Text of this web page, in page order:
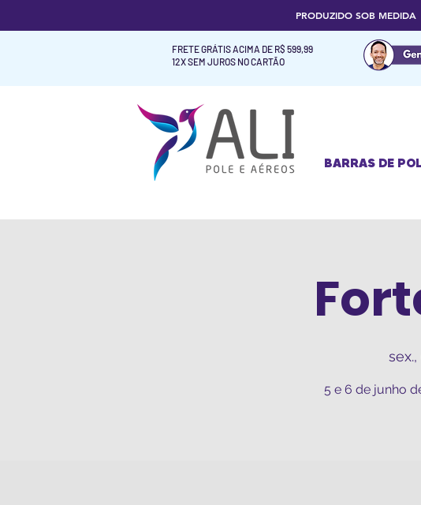
PRODUZIDO SOB
FRETE GRÁTIS ACIMA DE R$ 599,99
12X SEM JUROS NO CARTÃO
BARRAS DE
5 e 6 de junho